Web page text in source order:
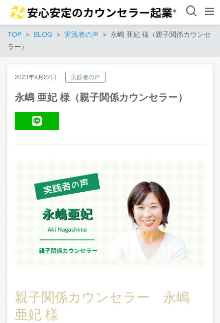
TOP BLOG 実践者の声
永嶋 亜妃 様（親子関係カウンセ
ラー）
2023年9月22日 実践者の声
永嶋 亜妃 様（親子関係カウンセラー）
親子関係カウンセラー 永嶋
亜妃 様